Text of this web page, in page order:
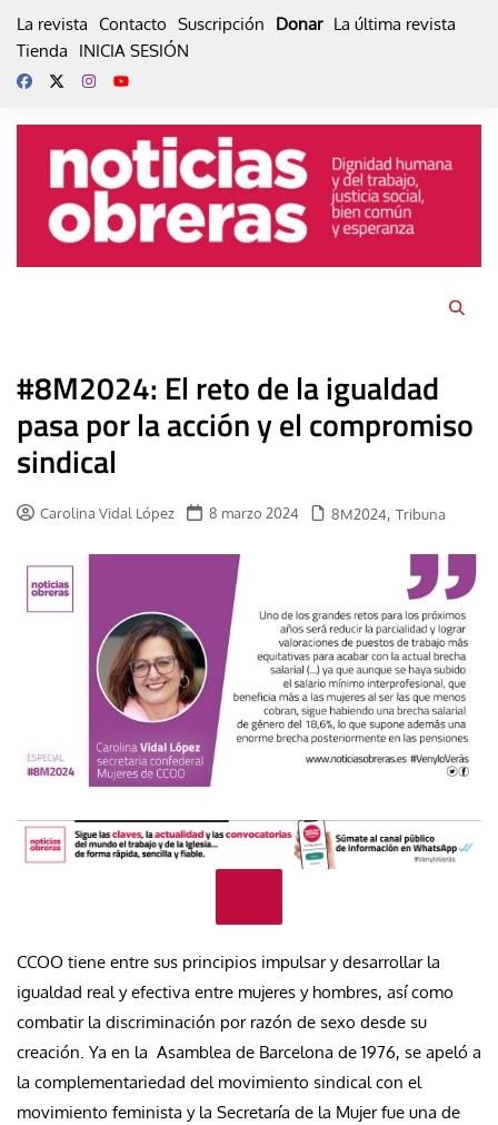
La revista Contacto Suscripción Donar La última revista
Tienda
INICIA SESIÓN
#8M2024: El reto de la igualdad
pasa por la acción y el compromiso
sindical
Carolina Vidal López 8 marzo 2024 8M2024, Tribuna
CCOO tiene entre sus principios impulsar y desarrollar la
igualdad real y efectiva entre mujeres y hombres, así como
combatir la discriminación por razón de sexo desde su
creación. Ya en la Asamblea de Barcelona de 1976, se apeló a
la complementariedad del movimiento sindical con el
movimiento feminista y la Secretaría de la Mujer fue una de